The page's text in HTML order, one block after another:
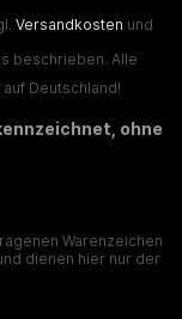
Versandkosten und
beschrieben. Alle
Deutschland!
ohne
Warenzeichen
dienen hier nur der